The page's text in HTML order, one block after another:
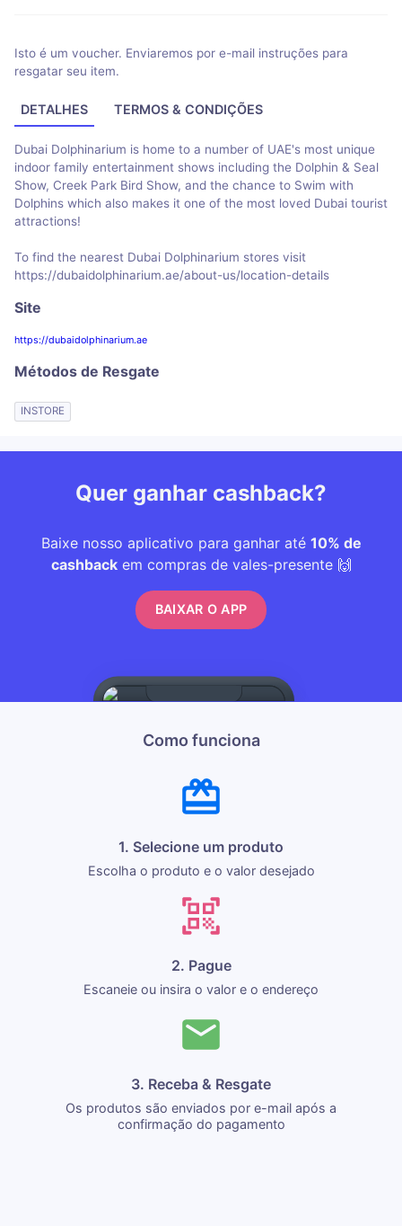
Isto é um voucher. Enviaremos por e-mail instruções para
resgatar seu item.
DETALHES TERMOS & CONDIÇÕES
Dubai Dolphinarium is home to a number of UAE's most unique
indoor family entertainment shows including the Dolphin & Seal
Show, Creek Park Bird Show, and the chance to Swim with
Dolphins which also makes it one of the most loved Dubai tourist
attractions!
To find the nearest Dubai Dolphinarium stores visit
https://dubaidolphinarium.ae/about-us/location-details
Site
https://dubaidolphinarium.ae
Métodos de Resgate
INSTORE
Quer ganhar cashback?
Baixe nosso aplicativo para ganhar até 10% de
cashbackem compras de vales-presente 🙌
BAIXAR O APP
Como funciona
1. Selecione um produto
Escolha o produto e o valor desejado
2. Pague
Escaneie ou insira o valor e o endereço
3. Receba & Resgate
Os produtos são enviados por e-mail após a
confirmação do pagamento